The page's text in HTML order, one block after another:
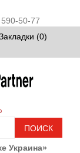
50-77
(0)
ПОИСК
Украина»